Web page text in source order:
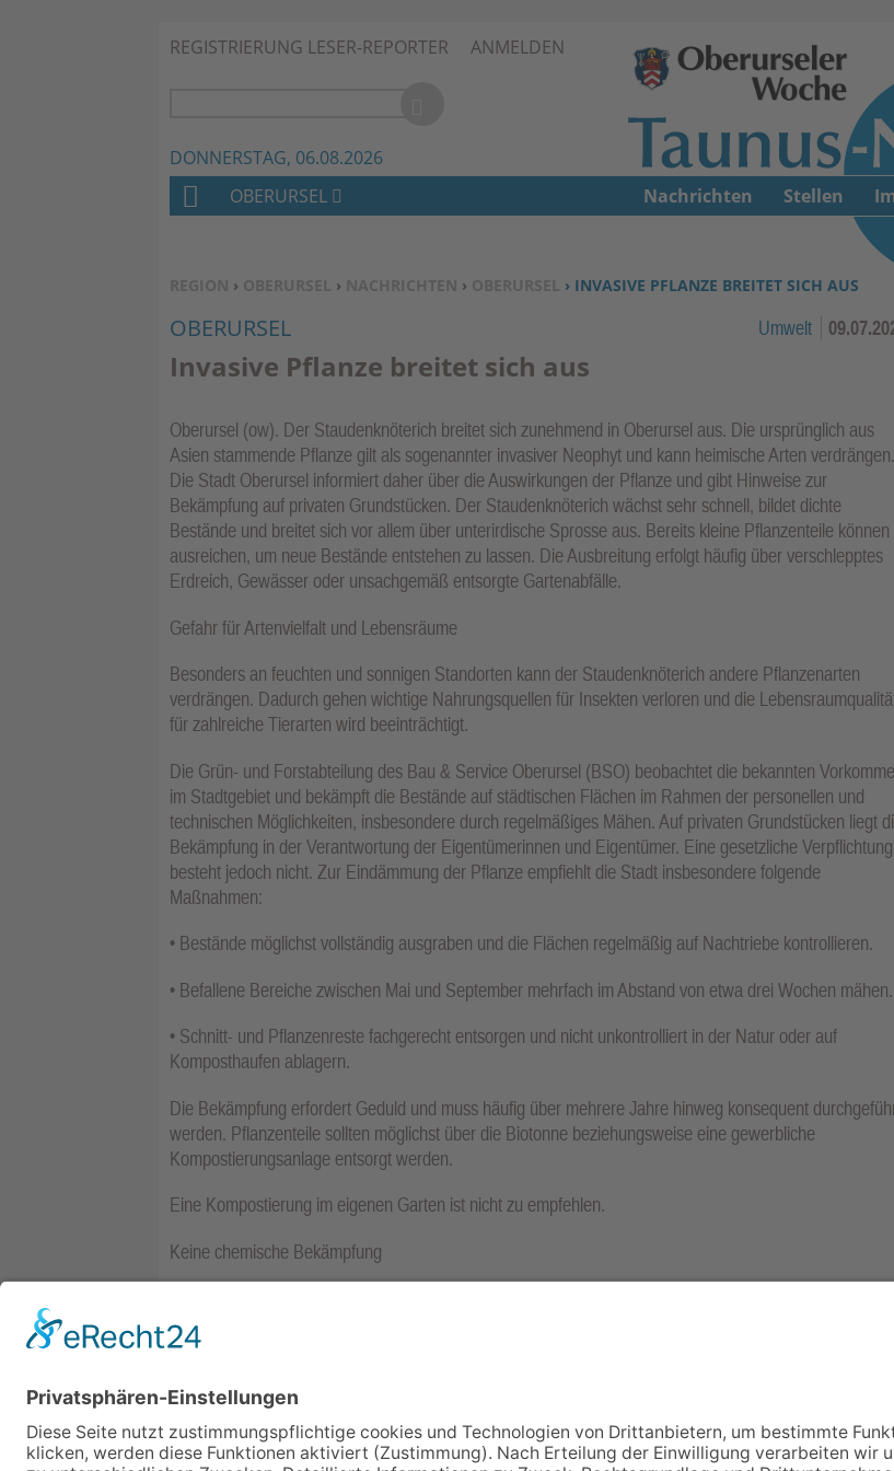
Zum Inhalt springen ↓
REGISTRIERUNG LESER-REPORTER ANMELDEN
DONNERSTAG, 06.08.2026
SIE BEFINDEN SICH HIER:
REGION › OBERURSEL › NACHRICHTEN › OBERURSEL › INVASIVE PFLANZE BREITET SICH AUS
OBERURSEL Umwelt
Invasive Pflanze breitet sich aus
Oberursel (ow). Der Staudenknöterich breitet sich zunehmend in Oberursel aus. Die ursprünglich aus
Asien stammende Pflanze gilt als sogenannter invasiver Neophyt und kann heimische Arten verdrängen.
Die Stadt Oberursel informiert daher über die Auswirkungen der Pflanze und gibt Hinweise zur
Bekämpfung auf privaten Grundstücken. Der Staudenknöterich wächst sehr schnell, bildet dichte
Bestände und breitet sich vor allem über unterirdische Sprosse aus. Bereits kleine Pflanzenteile können
ausreichen, um neue Bestände entstehen zu lassen. Die Ausbreitung erfolgt häufig über verschlepptes
Erdreich, Gewässer oder unsachgemäß entsorgte Gartenabfälle.
Gefahr für Artenvielfalt und Lebensräume
Besonders an feuchten und sonnigen Standorten kann der Staudenknöterich andere Pflanzenarten
verdrängen. Dadurch gehen wichtige Nahrungsquellen für Insekten verloren und die
für zahlreiche Tierarten wird beeinträchtigt.
Die Grün- und Forstabteilung des Bau & Service Oberursel (BSO) beobachtet die bekannten
im Stadtgebiet und bekämpft die Bestände auf städtischen Flächen im Rahmen der personellen und
technischen Möglichkeiten, insbesondere durch regelmäßiges Mähen. Auf privaten Grundstücken liegt
Bekämpfung in der Verantwortung der Eigentümerinnen und Eigentümer. Eine gesetzliche Verpflichtung
besteht jedoch nicht. Zur Eindämmung der Pflanze empfiehlt die Stadt insbesondere folgende
Maßnahmen:
• Bestände möglichst vollständig ausgraben und die Flächen regelmäßig auf Nachtriebe kontrollieren.
• Befallene Bereiche zwischen Mai und September mehrfach im Abstand von etwa drei Wochen mähen.
• Schnitt- und Pflanzenreste fachgerecht entsorgen und nicht unkontrolliert in der Natur oder auf
Komposthaufen ablagern.
Die Bekämpfung erfordert Geduld und muss häufig über mehrere Jahre hinweg konsequent
werden. Pflanzenteile sollten möglichst über die Biotonne beziehungsweise eine gewerbliche
Kompostierungsanlage entsorgt werden.
Eine Kompostierung im eigenen Garten ist nicht zu empfehlen.
Keine chemische Bekämpfung
entsprechende systemisch wirkende Pflanzenschutzmittel sind ausgelaufen, sodass diese Mittel nicht
mehr eingesetzt werden dürfen.
H
M
E
OBERURSEL Nachrichten Stellen
NACH OBEN